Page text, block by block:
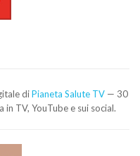
diPianeta Salute TV — 30
TV, YouTube e sui social.